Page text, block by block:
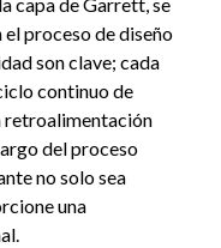
proceso de diseño
son clave; cada
continuo de
retroalimentación
del proceso
no solo sea
una